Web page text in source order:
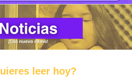
leer hoy?